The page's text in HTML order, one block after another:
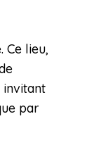
Ce lieu,
invitant
par